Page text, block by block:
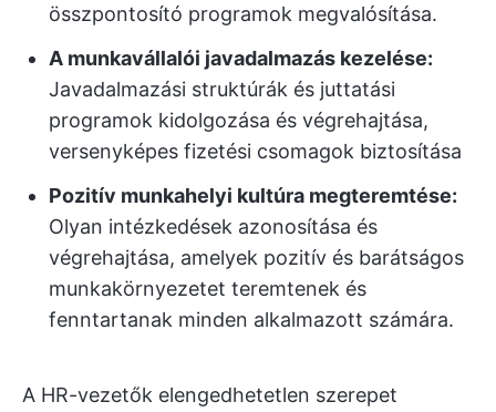
összpontosító programok megvalósítása.
A munkavállalói javadalmazás kezelése:
Javadalmazási struktúrák és juttatási
programok kidolgozása és végrehajtása,
versenyképes fizetési csomagok biztosítása
Pozitív munkahelyi kultúra megteremtése:
Olyan intézkedések azonosítása és
végrehajtása, amelyek pozitív és barátságos
munkakörnyezetet teremtenek és
fenntartanak minden alkalmazott számára.
A HR-vezetők elengedhetetlen szerepet